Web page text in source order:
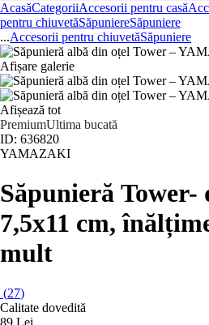
AcasăCategoriiAccesorii pentru casă
pentru chiuvetăSăpuniereSăpuniere
...Accesorii pentru chiuvetăSăpuniere
Afișare galerie
Afișează tot
PremiumUltima bucată
ID: 636820
YAMAZAKI
Săpunieră Tower-
7,5x11 cm,
mult
(27)
Calitate dovedită
89 Lei